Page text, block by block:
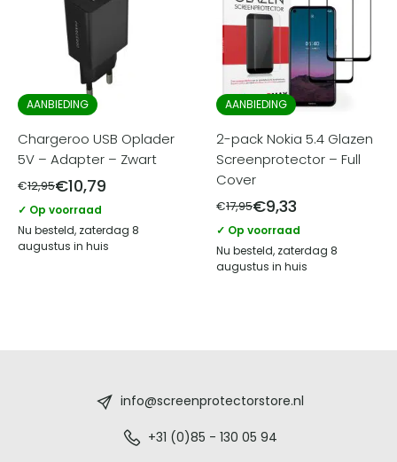
AANBIEDING
Chargeroo USB Oplader
5V – Adapter – Zwart
€12,95€10,79
✓ Op voorraad
Nu besteld, zaterdag 8
augustus in huis
AANBIEDING
2-pack Nokia 5.4 Glazen
Screenprotector – Full
Cover
€17,95€9,33
✓ Op voorraad
Nu besteld, zaterdag 8
augustus in huis
info@screenprotectorstore.nl
+31 (0)85 - 130 05 94